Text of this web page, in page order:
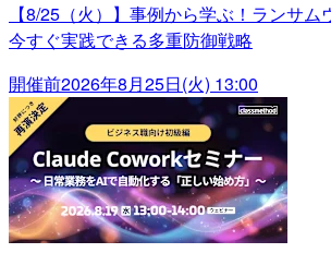
【8/25（火）】事例から学ぶ！ランサム
今すぐ実践できる多重防御戦略
開催前2026年8月25日(火) 13:00